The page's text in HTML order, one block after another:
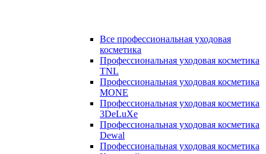
Все профессиональная уходовая
косметика
Профессиональная уходовая косметика
TNL
Профессиональная уходовая косметика
MONE
Профессиональная уходовая косметика
3DeLuXe
Профессиональная уходовая косметика
Dewal
Профессиональная уходовая косметика